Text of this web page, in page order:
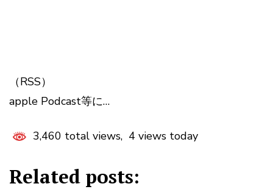
（RSS）
apple Podcast等に…
3,460 total views, 4 views today
Related posts: